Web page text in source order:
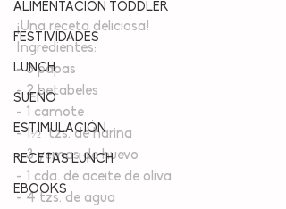
ALIMENTACION TODDLER
FESTIVIDADES
LUNCH
SUEÑO
ESTIMULACIÓN
RECETAS LUNCH
EBOOKS
¡Una receta deliciosa!
Ingredientes:
- 3 papas
- 2 betabeles
- 1 camote
- 1½  tzs. de harina
- 3 yemas de huevo
- 1 cda. de aceite de oliva
- 4 tzs. de agua